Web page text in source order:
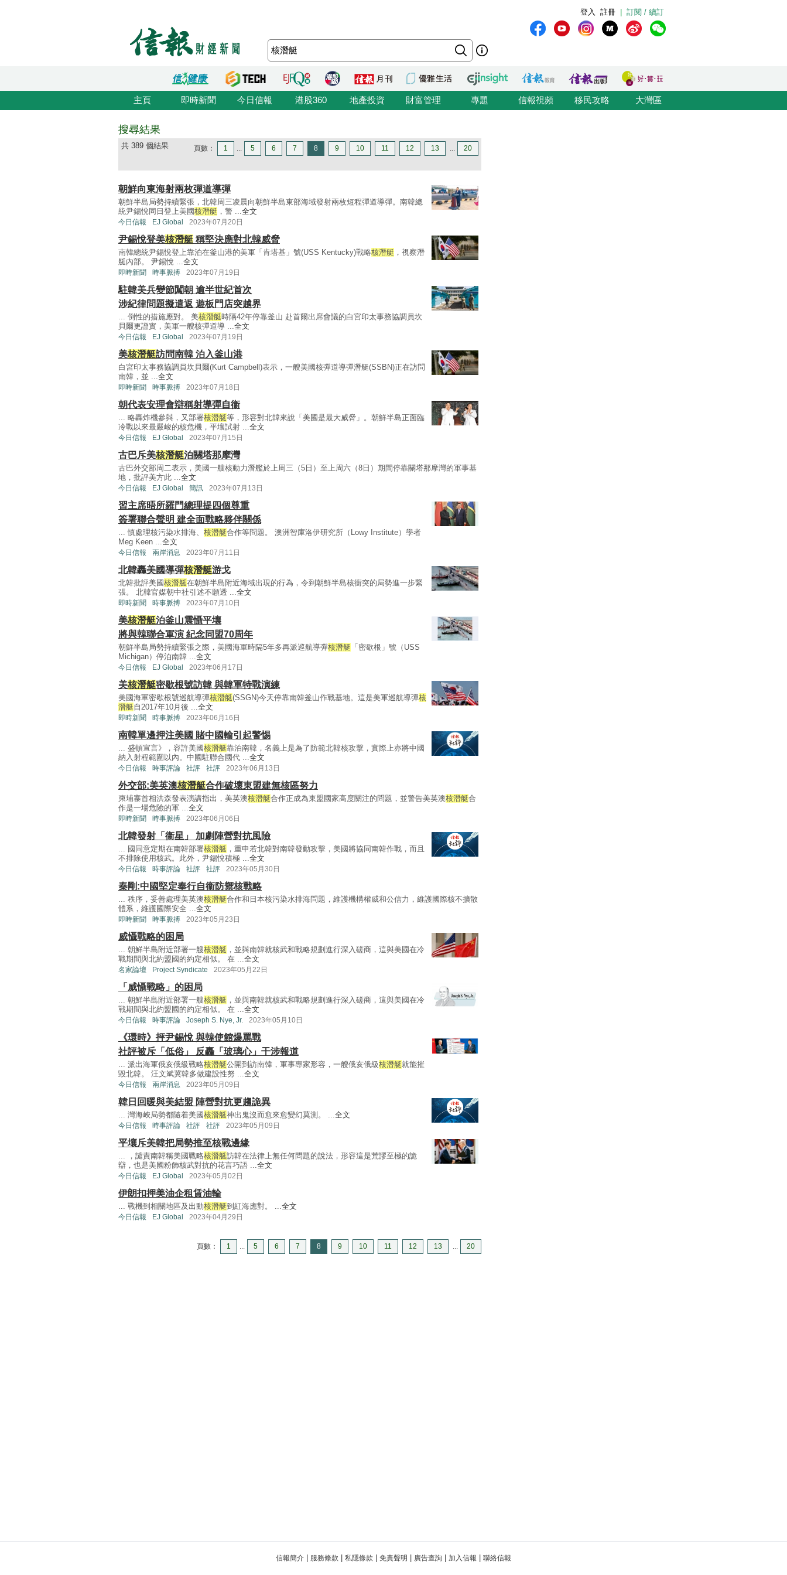
訂閱 / 續訂
註冊
登入
主頁 即時新聞 今日信報 港股360 地產投資 財富管理 專題 信報視頻 移民攻略 大灣區
搜尋結果
共 389 個結果 頁數： 1 ... 5 6 7 8 9 10 11 12 13 ... 20
朝鮮向東海射兩枚彈道導彈
朝鮮半島局勢持續緊張，北韓周三凌晨向朝鮮半島東部海域發射兩枚短程彈道導彈。南韓總
統尹錫悅同日登上美國核潛艇 ，警 ...全文
今日信報 EJ Global 2023年07月20日
尹錫悅登美核潛艇 稱堅決應對北韓威脅
南韓總統尹錫悅登上靠泊在釜山港的美軍「肯塔基」號(USS Kentucky)戰略核潛艇 ，視察潛
艇內部。 尹錫悅 ...全文
即時新聞 時事脈搏 2023年07月19日
駐韓美兵變節闖朝 逾半世紀首次
涉紀律問題擬遣返 遊板門店突越界
... 倒性的措施應對。 美核潛艇時隔42年停靠釜山 赴首爾出席會議的白宮印太事務協調員坎
貝爾更證實，美軍一艘核彈道導 ...全文
今日信報 EJ Global 2023年07月19日
美核潛艇訪問南韓 泊入釜山港
白宮印太事務協調員坎貝爾(Kurt Campbell)表示，一艘美國核彈道導彈潛艇(SSBN)正在訪問
南韓，並 ...全文
即時新聞 時事脈搏 2023年07月18日
朝代表安理會辯稱射導彈自衞
... 略轟炸機參與，又部署核潛艇等，形容對北韓來說「美國是最大威脅」。朝鮮半島正面臨
冷戰以來最嚴峻的核危機，平壤試射 ...全文
今日信報 EJ Global 2023年07月15日
古巴斥美核潛艇泊關塔那摩灣
古巴外交部周二表示，美國一艘核動力潛艦於上周三（5日）至上周六（8日）期間停靠關塔那摩灣的軍事基
地，批評美方此 ...全文
今日信報 EJ Global 簡訊 2023年07月13日
習主席晤所羅門總理提四個尊重
簽署聯合聲明 建全面戰略夥伴關係
... 慎處理核污染水排海、 核潛艇合作等問題。 澳洲智庫洛伊研究所（Lowy Institute）學者
Meg Keen ...全文
今日信報 兩岸消息 2023年07月11日
北韓轟美國導彈核潛艇游戈
北韓批評美國核潛艇在朝鮮半島附近海域出現的行為，令到朝鮮半島核衝突的局勢進一步緊
張。 北韓官媒朝中社引述不願透 ...全文
即時新聞 時事脈搏 2023年07月10日
美核潛艇泊釜山震懾平壤
將與韓聯合軍演 紀念同盟70周年
朝鮮半島局勢持續緊張之際，美國海軍時隔5年多再派巡航導彈核潛艇 「密歇根」號（USS
Michigan）停泊南韓 ...全文
今日信報 EJ Global 2023年06月17日
美核潛艇密歇根號訪韓 與韓軍特戰演練
美國海軍密歇根號巡航導彈核潛艇(SSGN)今天停靠南韓釜山作戰基地。這是美軍巡航導彈核
潛艇自2017年10月後 ...全文
即時新聞 時事脈搏 2023年06月16日
南韓單邊押注美國 賭中國輸引起警惕
... 盛頓宣言》，容許美國核潛艇靠泊南韓，名義上是為了防範北韓核攻擊，實際上亦將中國
納入射程範圍以內。中國駐聯合國代 ...全文
今日信報 時事評論 社評 社評 2023年06月13日
外交部:美英澳核潛艇合作破壞東盟建無核區努力
柬埔寨首相洪森發表演講指出，美英澳核潛艇合作正成為東盟國家高度關注的問題，並警告美英澳核潛艇合
作是一場危險的軍 ...全文
即時新聞 時事脈搏 2023年06月06日
北韓發射「衞星」 加劇陣營對抗風險
... 國同意定期在南韓部署核潛艇 ，重申若北韓對南韓發動攻擊，美國將協同南韓作戰，而且
不排除使用核武。此外，尹錫悅積極 ...全文
今日信報 時事評論 社評 社評 2023年05月30日
秦剛:中國堅定奉行自衞防禦核戰略
... 秩序，妥善處理美英澳核潛艇合作和日本核污染水排海問題，維護機構權威和公信力，維護國際核不擴散
體系，維護國際安全 ...全文
即時新聞 時事脈搏 2023年05月23日
威懾戰略的困局
... 朝鮮半島附近部署一艘核潛艇 ，並與南韓就核武和戰略規劃進行深入磋商，這與美國在冷
戰期間與北約盟國的約定相似。 在 ...全文
名家論壇 Project Syndicate 2023年05月22日
「威懾戰略」的困局
... 朝鮮半島附近部署一艘核潛艇 ，並與南韓就核武和戰略規劃進行深入磋商，這與美國在冷
戰期間與北約盟國的約定相似。 在 ...全文
今日信報 時事評論 Joseph S. Nye, Jr. 2023年05月10日
《環時》抨尹錫悅 與韓使館爆罵戰
社評被斥「低俗」 反轟「玻璃心」干涉報道
... 派出海軍俄亥俄級戰略核潛艇公開到訪南韓，軍事專家形容，一艘俄亥俄級核潛艇就能摧
毀北韓。 汪文斌冀韓多做建設性努 ...全文
今日信報 兩岸消息 2023年05月09日
韓日回暖與美結盟 陣營對抗更趨詭異
... 灣海峽局勢都隨着美國核潛艇神出鬼沒而愈來愈變幻莫測。 ...全文
今日信報 時事評論 社評 社評 2023年05月09日
平壤斥美韓把局勢推至核戰邊緣
... ，譴責南韓稱美國戰略核潛艇訪韓在法律上無任何問題的說法，形容這是荒謬至極的詭
辯，也是美國粉飾核武對抗的花言巧語 ...全文
今日信報 EJ Global 2023年05月02日
伊朗扣押美油企租賃油輪
... 戰機到相關地區及出動核潛艇到紅海應對。 ...全文
今日信報 EJ Global 2023年04月29日
頁數： 1 ... 5 6 7 8 9 10 11 12 13 ... 20
信報簡介 服務條款 私隱條款 免責聲明 廣告查詢 加入信報 聯絡信報